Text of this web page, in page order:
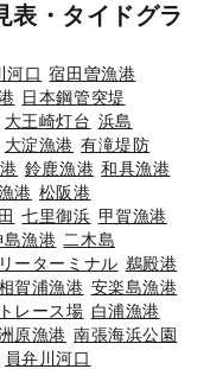
表・タイドグラ
河口 宿田曽漁港
日本鋼管突堤
大王崎灯台 浜島
大淀漁港 有滝堤防
鈴鹿漁港 和具漁港
港 松阪港
七里御浜 甲賀漁港
島漁港 二木島
ーターミナル 鵜殿港
賀浦漁港 安楽島漁港
レース場 白浦漁港
原漁港 南張海浜公園
員弁川河口